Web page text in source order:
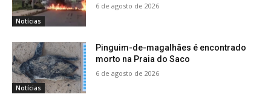
Notícias
6 de agosto de 2026
Notícias
Pinguim-de-magalhães é encontrado
morto na Praia do Saco
6 de agosto de 2026